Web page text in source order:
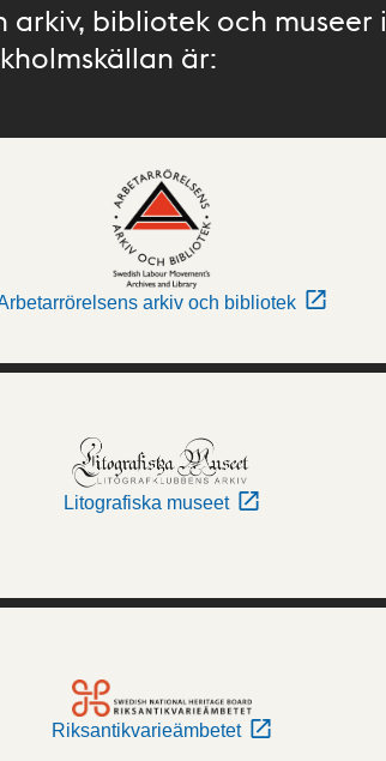
bibliotek och museer i
är:
arkiv och bibliotek
Litografiska museet
Riksantikvarieämbetet